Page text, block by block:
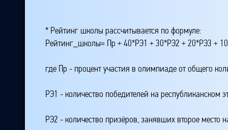
* Рейтинг школы рассчитывается по формуле:
Рейтинг_школы= Пр + 40*РЭ1 + 30*РЭ2 + 20*РЭ3 +
где Пр - процент участия в олимпиаде от общего
РЭ1 - количество победителей на республиканском
РЭ2 - количество призёров, занявших второе место